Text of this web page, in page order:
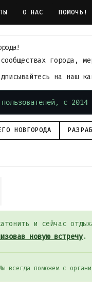
О НАС ПОМОЧЬ!
города,
на наш
пользователей, с
НОВГОРОДА
и сейчас
новую встречу.
поможем с